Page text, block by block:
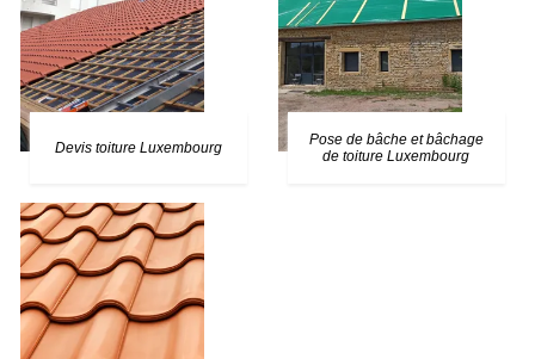
Devis toiture Luxembourg
Pose de bâche et bâchage
de toiture Luxembourg